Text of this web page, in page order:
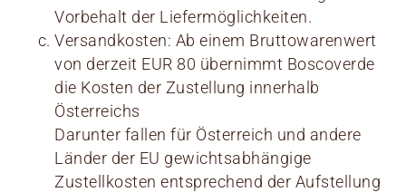
Vorbehalt der Liefermöglichkeiten.
Versandkosten: Ab einem Bruttowarenwert
von derzeit EUR 80 übernimmt Boscoverde
die Kosten der Zustellung innerhalb
Österreichs
Darunter fallen für Österreich und andere
Länder der EU gewichtsabhängige
Zustellkosten entsprechend der Aufstellung